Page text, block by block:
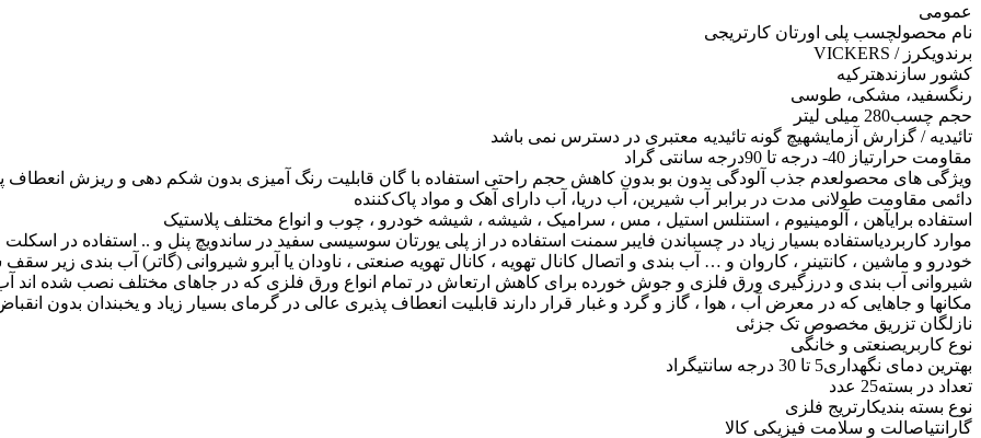
عمومی
نام محصولچسب پلی اورتان کارتریجی
برندویکرز / VICKERS
کشور سازندهترکیه
رنگسفید، مشکی، طوسی
حجم چسب280 میلی لیتر
تائیدیه / گزارش آزمایشهیچ گونه تائیدیه معتبری در دسترس نمی باشد
مقاومت حرارتیاز 40- درجه تا 90درجه سانتی گراد
ویژگی های محصولعدم جذب آلودگی بدون بو بدون کاهش حجم راحتی استفاده با گان قابلیت رنگ آمیزی بدون شکم دهی و ریزش انعطاف
دائمی مقاومت طولانی مدت در برابر آب شیرین، آب دریا، آب دارای آهک و مواد پاک‌کننده
استفاده برایآهن ، آلومینیوم ، استنلس استیل ، مس ، سرامیک ، شیشه ، شیشه خودرو ، چوب و انواع مختلف پلاستیک
موارد کاربردیاستفاده بسیار زیاد در چسباندن فایبر سمنت استفاده در از پلی یورتان سوسیسی سفید در ساندویچ پنل و .. استفاده در اسکلت
خودرو و ماشین ، کانتینر ، کاروان و … آب بندی و اتصال کانال تهویه ، کانال تهویه صنعتی ، ناودان یا آبرو شیروانی (گاتر) آب بندی زیر
شیروانی آب بندی و درزگیری ورق فلزی و جوش خورده برای کاهش ارتعاش در تمام انواع ورق فلزی که در جاهای مختلف نصب شده اند
مکانها و جاهایی که در معرض آب ، هوا ، گاز و گرد و غبار قرار دارند قابلیت انعطاف پذیری عالی در گرمای بسیار زیاد و یخبندان بدون
نازلگان تزریق مخصوص تک جزئی
نوع کاربریصنعتی و خانگی
بهترین دمای نگهداری5 تا 30 درجه سانتیگراد
تعداد در بسته25 عدد
نوع بسته بندیکارتریج فلزی
گارانتیاصالت و سلامت فیزیکی کالا